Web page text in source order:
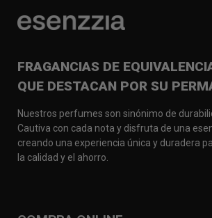
FRAGANCIAS DE
QUE DESTACAN POR SU
Nuestros perfumes son sinónimo de
Cautiva con cada nota y disfruta de una
creando una experiencia única y duradera
la calidad y el ahorro.